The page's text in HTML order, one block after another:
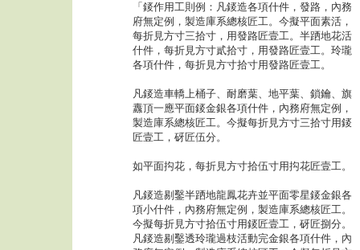
「錽作用工則例：凡錽造各項什件，發路，內務
府無定例，製造庫系總核匠工。今擬平面素活，
每折見方寸三拾寸，用發路匠壹工。半跴地花活
什件，每折見方寸貳拾寸，用發路匠壹工。玲瓏
各項什件，每折見方寸拾寸用發路匠壹工。
凡錽造車轎上桶子、耐磨葉、地平葉、鎖鑰、旗
纛頂一應平面錽金銀各項什件，內務府無定例，
製造庫系總核匠工。今擬每折見方寸三拾寸用錽
匠壹工，砑匠伍分。
如平面抅花，每折見方寸拾伍寸用抅花匠壹工。
凡錽造剔鑿半跴地龍鳳花卉並平面零星錽金銀各
項小什件，內務府無定例，製造庫系總核匠工。
今擬每折見方寸拾伍寸用錽匠壹工，砑匠捌分。
凡錽造剔鑿透玲瓏過枝活動完金銀各項什件，內